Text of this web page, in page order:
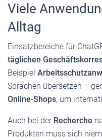
Viele
Alltag
Einsatzbereiche für
täglichen
Beispiel
Sprachen übersetzen –
Online-Shops, um
Auch bei der Recherche
Produkten muss sich